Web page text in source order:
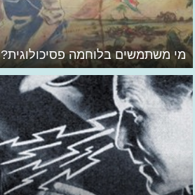
מי משתמשים בלוחמה פסיכולוגית?